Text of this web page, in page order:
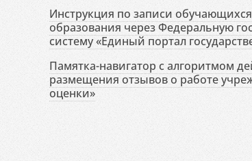
Инструкция по записи
образования через Федеральную
систему «Единый портал
Памятка-навигатор с алгоритмом
размещения отзывов о работе
оценки»